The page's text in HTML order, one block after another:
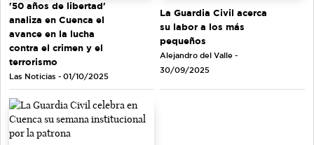
'50 años de libertad'
analiza en Cuenca el
avance en la lucha
contra el crimen y el
terrorismo
Las Noticias - 01/10/2025
La Guardia Civil acerca
su labor a los más
pequeños
Alejandro del Valle -
30/09/2025